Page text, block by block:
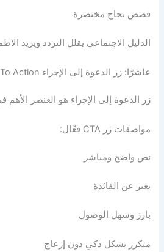
قصص نجاح مختصرة
الدليل الاجتماعي يقلل التردد ويزيد
عاشرًا: زر الدعوة إلى الإجراء Call To Action
زر الدعوة إلى الإجراء هو العنصر
مواصفات زر CTA فعّال:
نص واضح ومباشر
يعبر عن الفائدة
بارز وسهل الوصول
متكرر بشكل ذكي دون إزعاج